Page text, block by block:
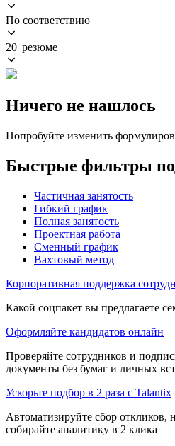
По соответствию
20 резюме
Ничего не нашлось
Попробуйте изменить
Быстрые фильтры
Частичная занятость
Гибкий график
Полная занятость
Проектная работа
Сменный график
Вахтовый метод
Корпоративная поддержка
Какой соцпакет вы предлагаете
Оформляйте кандидатов онлайн
Проверяйте сотрудников и
документы без бумаг и личных
Ускорьте подбор в 2 раза с Talantix
Автоматизируйте сбор откликов,
собирайте аналитику в 2 клика